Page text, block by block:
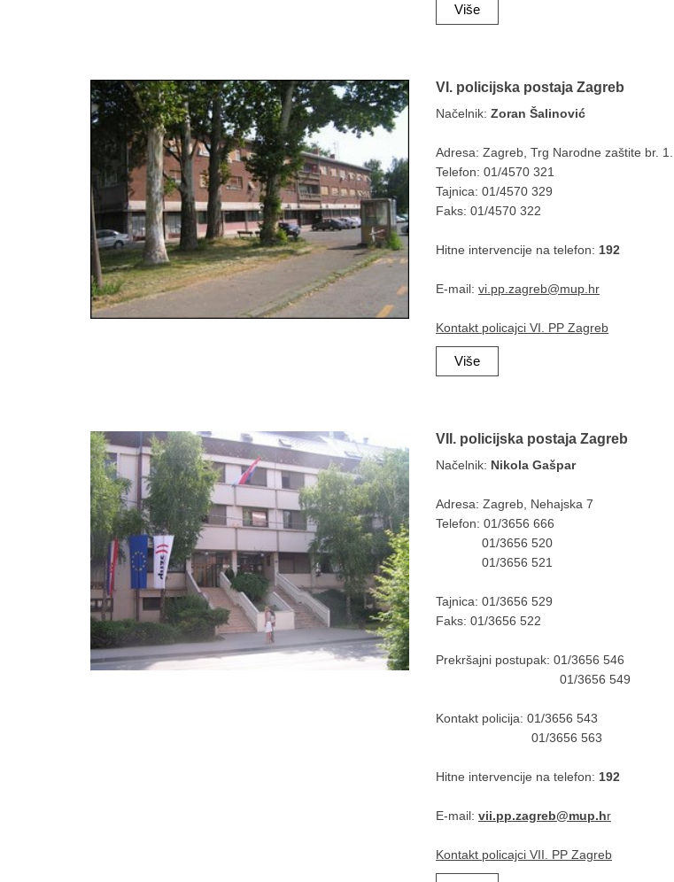
Više
VI. policijska postaja Zagreb
Načelnik: Zoran Šalinović
Adresa: Zagreb, Trg Narodne zaštite br. 1.
Telefon: 01/4570 321
Tajnica: 01/4570 329
Faks: 01/4570 322
Hitne intervencije na telefon: 192
E-mail: vi.pp.zagreb@mup.hr
Kontakt policajci VI. PP Zagreb
Više
VII. policijska postaja Zagreb
Načelnik: Nikola Gašpar
Adresa: Zagreb, Nehajska 7
Telefon: 01/3656 666
01/3656 520
01/3656 521
Tajnica: 01/3656 529
Faks: 01/3656 522
Prekršajni postupak: 01/3656 546
01/3656 549
Kontakt policija: 01/3656 543
01/3656 563
Hitne intervencije na telefon: 192
E-mail: vii.pp.zagreb@mup.hr
Kontakt policajci VII. PP Zagreb